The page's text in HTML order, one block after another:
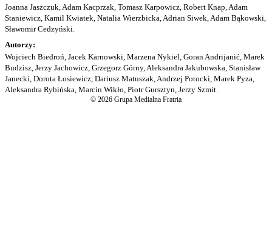
Joanna Jaszczuk, Adam Kacprzak, Tomasz Karpowicz, Robert Knap, Adam
Staniewicz, Kamil Kwiatek, Natalia Wierzbicka, Adrian Siwek, Adam Bąkowski,
Sławomir Cedzyński.
Autorzy:
Wojciech Biedroń, Jacek Karnowski, Marzena Nykiel, Goran Andrijanić, Marek
Budzisz, Jerzy Jachowicz, Grzegorz Górny, Aleksandra Jakubowska, Stanisław
Janecki, Dorota Łosiewicz, Dariusz Matuszak, Andrzej Potocki, Marek Pyza,
Aleksandra Rybińska, Marcin Wikło, Piotr Gursztyn, Jerzy Szmit.
© 2026 Grupa Medialna Fratria